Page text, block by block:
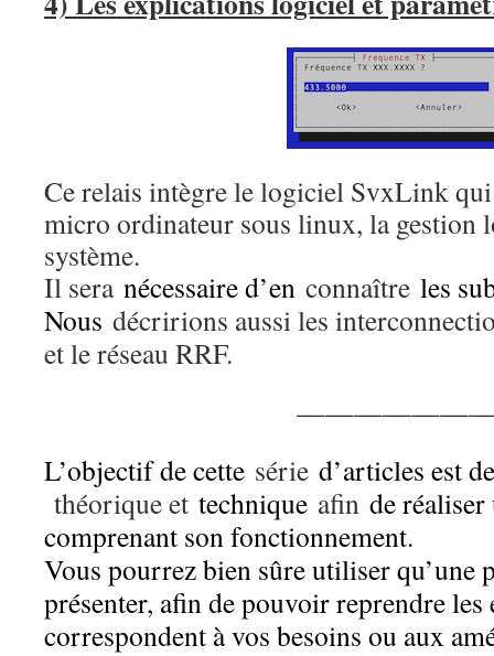
Ce relais intègre le logiciel SvxLink
micro ordinateur sous linux, la gestion
système.
Il sera nécessaire d’en connaître les
Nous décririons aussi les
et le réseau RRF.
L’objectif de cette série d’articles est
théorique et technique afin de
comprenant son fonctionnement.
Vous pourrez bien sûre utiliser qu’une
présenter, afin de pouvoir reprendre les
correspondent à vos besoins ou aux